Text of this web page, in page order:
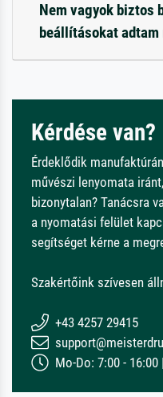
Nem vagyok biztos
beállításokat adtam
Kérdése van?
Érdeklődik
művészi lenyomata
bizonytalan? Tanácsra
a nyomatási felület
segítséget kérne a
Szakértőink szívesen
+43 4257 29415
Mo-Do: 7:00 - 16:00